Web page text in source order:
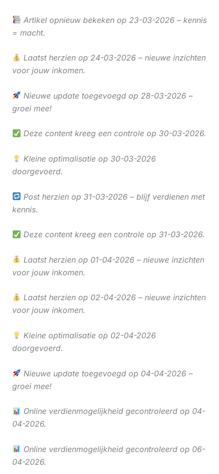
Artikel opnieuw bekeken op 23-03-2026 – kennis
= macht.
Laatst herzien op 24-03-2026 – nieuwe inzichten
voor jouw inkomen.
Nieuwe update toegevoegd op 28-03-2026 –
groei mee!
Deze content kreeg een controle op 30-03-2026.
Kleine optimalisatie op 30-03-2026
doorgevoerd.
Post herzien op 31-03-2026 – blijf verdienen met
kennis.
Deze content kreeg een controle op 31-03-2026.
Laatst herzien op 01-04-2026 – nieuwe inzichten
voor jouw inkomen.
Laatst herzien op 02-04-2026 – nieuwe inzichten
voor jouw inkomen.
Kleine optimalisatie op 02-04-2026
doorgevoerd.
Nieuwe update toegevoegd op 04-04-2026 –
groei mee!
Online verdienmogelijkheid gecontroleerd op 04-
04-2026.
Online verdienmogelijkheid gecontroleerd op 06-
04-2026.